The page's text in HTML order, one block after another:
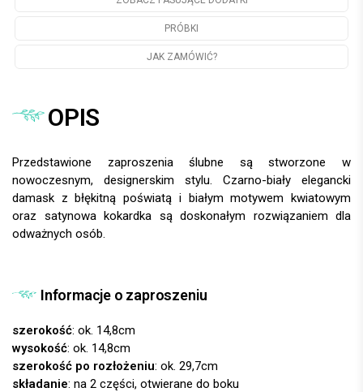
PRÓBKI
JAK ZAMÓWIĆ?
OPIS
Przedstawione zaproszenia ślubne są stworzone w
nowoczesnym, designerskim stylu. Czarno-biały elegancki
damask z błękitną poświatą i białym motywem kwiatowym
oraz satynowa kokardka są doskonałym rozwiązaniem dla
odważnych osób.
Informacje o zaproszeniu
szerokość: ok. 14,8cm
wysokość: ok. 14,8cm
szerokość po rozłożeniu: ok. 29,7cm
składanie: na 2 części, otwierane do boku